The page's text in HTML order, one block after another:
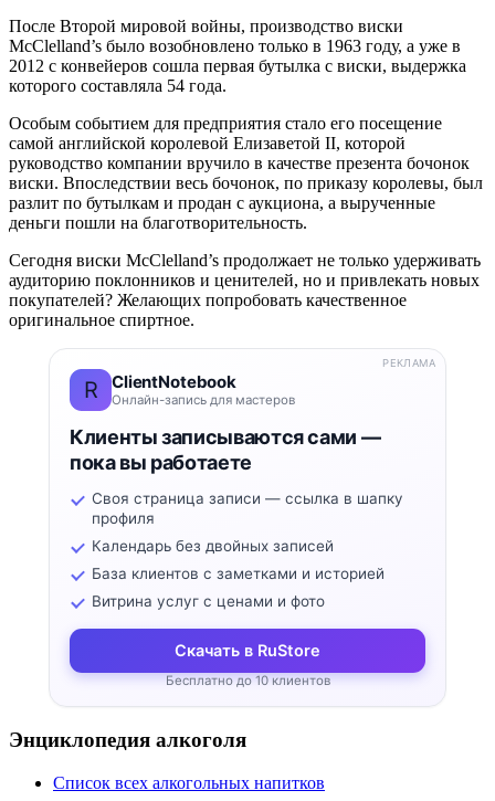
После Второй мировой войны, производство виски
McClelland’s было возобновлено только в 1963 году, а уже в
2012 с конвейеров сошла первая бутылка с виски, выдержка
которого составляла 54 года.
Особым событием для предприятия стало его посещение
самой английской королевой Елизаветой II, которой
руководство компании вручило в качестве презента бочонок
виски. Впоследствии весь бочонок, по приказу королевы, был
разлит по бутылкам и продан с аукциона, а вырученные
деньги пошли на благотворительность.
Сегодня виски McClelland’s продолжает не только удерживать
аудиторию поклонников и ценителей, но и привлекать новых
покупателей? Желающих попробовать качественное
оригинальное спиртное.
R ClientNotebook
Онлайн-запись для мастеров
Клиенты записываются сами —
пока вы работаете
Своя страница записи — ссылка в шапку
профиля
Календарь без двойных записей
База клиентов с заметками и историей
Витрина услуг с ценами и фото
Скачать в RuStore
Бесплатно до 10 клиентов
РЕКЛАМА
Энциклопедия алкоголя
Список всех алкогольных напитков